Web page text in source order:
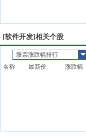
[软件开发]相关个股
股票涨跌幅排行
名称
最新价 涨跌幅